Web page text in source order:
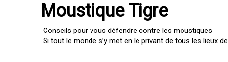
Moustique Tigre
Conseils pour vous défendre contre les moustiques
Si tout le monde s’y met en le privant de tous les lieux